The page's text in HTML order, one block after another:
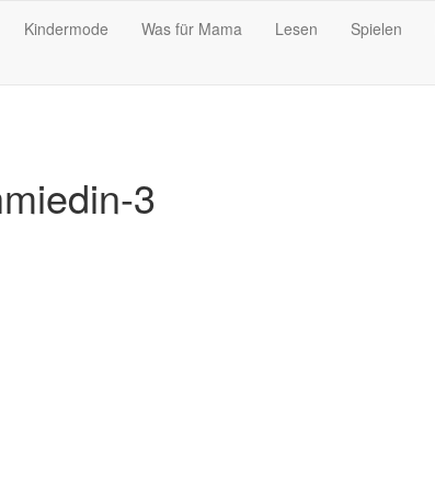
Kindermode Was für Mama Lesen Spielen
3